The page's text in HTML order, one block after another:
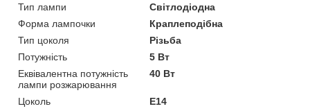
Тип лампи
Світлодіодна
Форма лампочки
Краплеподібна
Тип цоколя
Різьба
Потужність
5 Вт
Еквівалентна потужність
лампи розжарювання
40 Вт
Цоколь
E14